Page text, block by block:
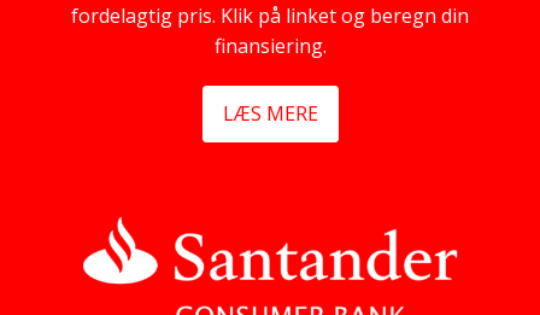
fordelagtig pris. Klik på linket og beregn din
finansiering.
LÆS MERE